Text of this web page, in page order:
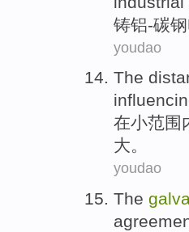
铸铝-碳钢
youdao
The
在小范围
大。
youdao
The